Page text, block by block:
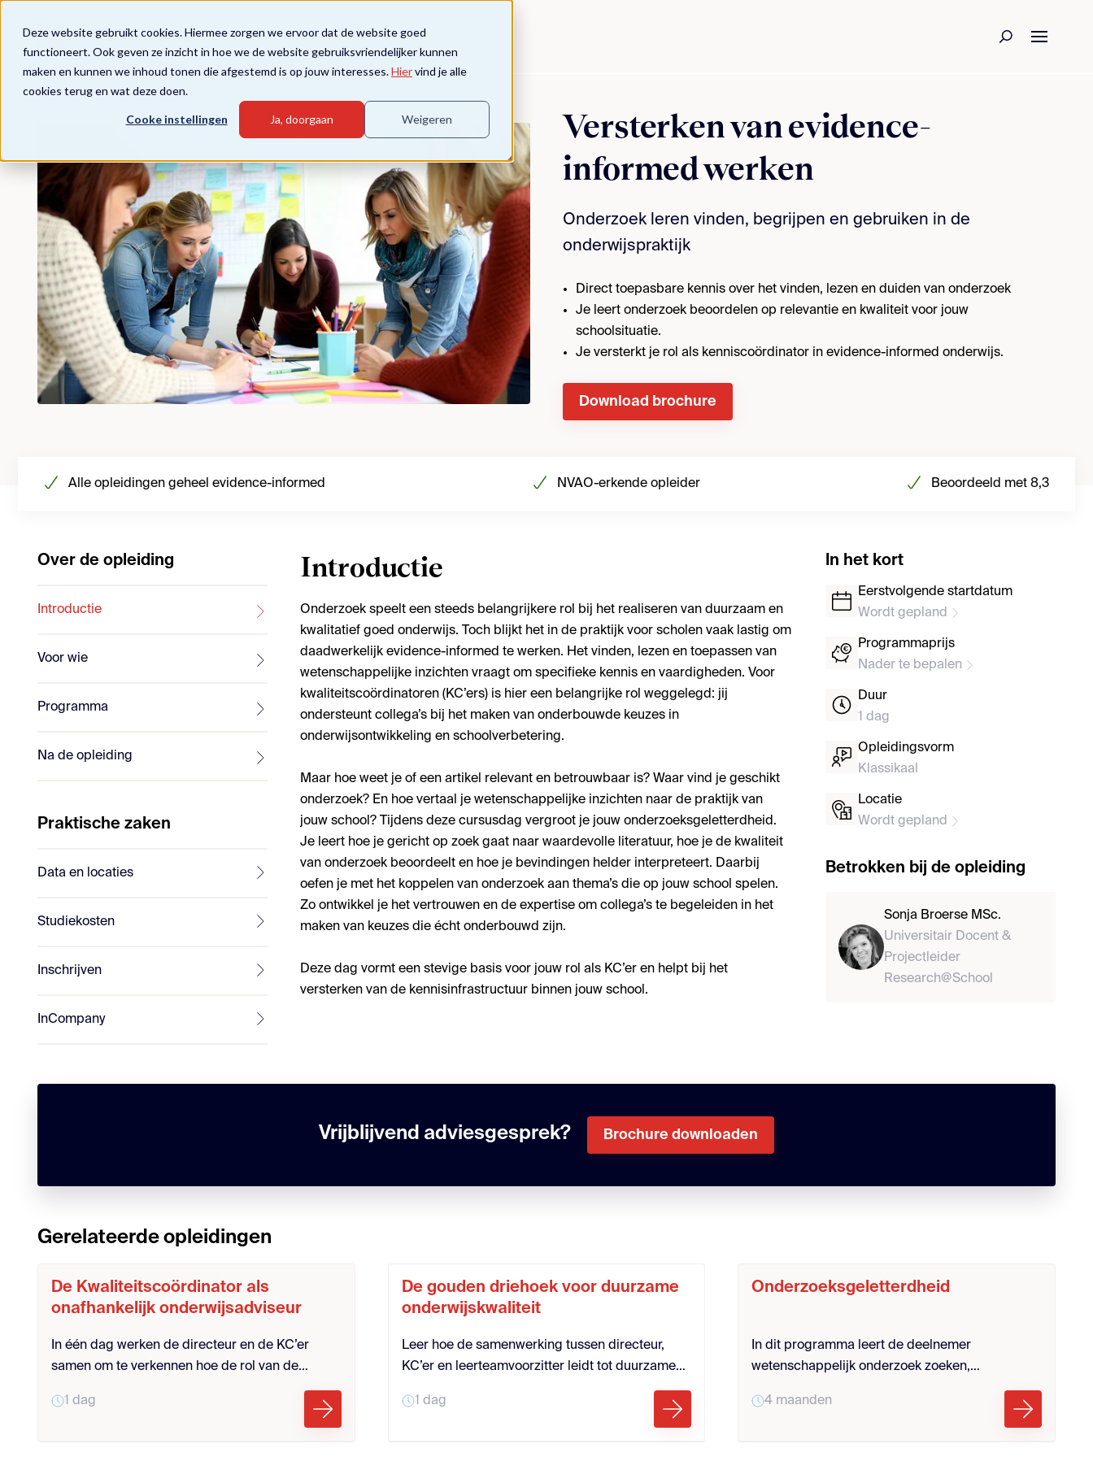
Deze website gebruikt cookies. Hiermee zorgen we ervoor dat de website goed
functioneert. Ook geven ze inzicht in hoe we de website gebruiksvriendelijker kunnen
maken en kunnen we inhoud tonen die afgestemd is op jouw interesses.Hiervind je alle
cookies terug en wat deze doen.
Cooke instellingen Ja, doorgaan Weigeren
Versterken van evidence-
informed werken
Onderzoek leren vinden, begrijpen en gebruiken in de
onderwijspraktijk
Direct toepasbare kennis over het vinden, lezen en duiden van onderzoek
Je leert onderzoek beoordelen op relevantie en kwaliteit voor jouw
schoolsituatie.
Je versterkt je rol als kenniscoördinator in evidence-informed onderwijs.
Download brochure
Alle opleidingen geheel evidence-informed NVAO-erkende opleider Beoordeeld met 8,3
Over de opleiding
Introductie
Voor wie
Programma
Na de opleiding
Praktische zaken
Data en locaties
Studiekosten
Inschrijven
InCompany
Introductie
Onderzoek speelt een steeds belangrijkere rol bij het realiseren van duurzaam en
kwalitatief goed onderwijs. Toch blijkt het in de praktijk voor scholen vaak lastig om
daadwerkelijk evidence-informed te werken. Het vinden, lezen en toepassen van
wetenschappelijke inzichten vraagt om specifieke kennis en vaardigheden. Voor
kwaliteitscoördinatoren (KC’ers) is hier een belangrijke rol weggelegd: jij
ondersteunt collega’s bij het maken van onderbouwde keuzes in
onderwijsontwikkeling en schoolverbetering.
Maar hoe weet je of een artikel relevant en betrouwbaar is? Waar vind je geschikt
onderzoek? En hoe vertaal je wetenschappelijke inzichten naar de praktijk van
jouw school? Tijdens deze cursusdag vergroot je jouw onderzoeksgeletterdheid.
Je leert hoe je gericht op zoek gaat naar waardevolle literatuur, hoe je de kwaliteit
van onderzoek beoordeelt en hoe je bevindingen helder interpreteert. Daarbij
oefen je met het koppelen van onderzoek aan thema’s die op jouw school spelen.
Zo ontwikkel je het vertrouwen en de expertise om collega’s te begeleiden in het
maken van keuzes die écht onderbouwd zijn.
Deze dag vormt een stevige basis voor jouw rol als KC’er en helpt bij het
versterken van de kennisinfrastructuur binnen jouw school.
In het kort
Eerstvolgende startdatum
Wordt gepland
Programmaprijs
Nader te bepalen
Duur
1 dag
Opleidingsvorm
Klassikaal
Locatie
Wordt gepland
Betrokken bij de opleiding
Sonja Broerse MSc.
Universitair Docent &
Projectleider
Research@School
Vrijblijvend adviesgesprek? Brochure downloaden
Gerelateerde opleidingen
De Kwaliteitscoördinator als
onafhankelijk onderwijsadviseur
In één dag werken de directeur en de KC’er
samen om te verkennen hoe de rol van de
geïmplementeerd kan worden. Deze aanpak is
1 dag
De gouden driehoek voor duurzame
onderwijskwaliteit
Leer hoe de samenwerking tussen directeur,
KC’er en leerteamvoorzitter leidt tot duurzame
onderwijsverbetering. Werk aan korte lijnen,
gedeelde verantwoordelijkheid en leiderschap.
1 dag
Onderzoeksgeletterdheid
In dit programma leert de deelnemer
wetenschappelijk onderzoek zoeken,
beoordelen, interpreteren en gebruiken. Aan de
hand van een zelfgekozen onderwerp leert de
deelnemer om relevante literatuur te verzamelen
4 maanden